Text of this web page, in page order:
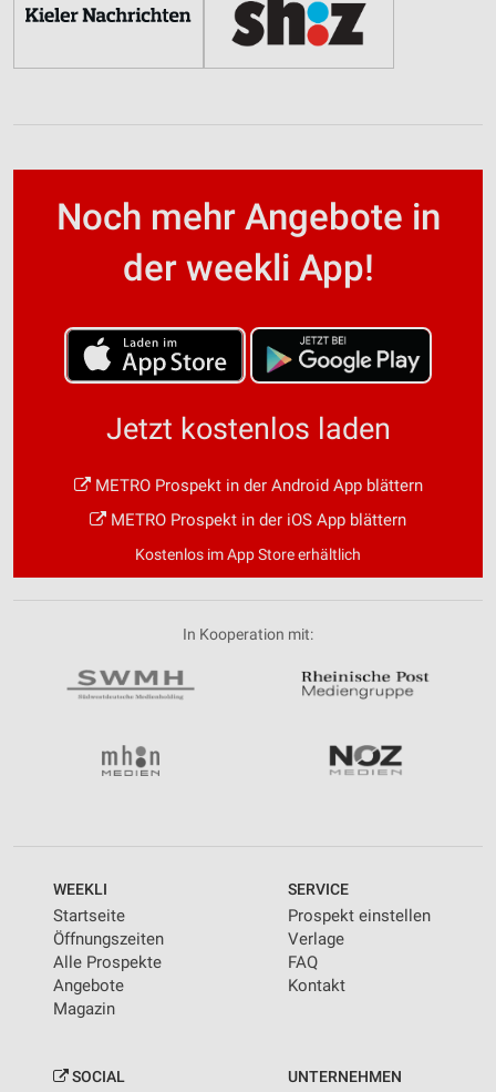
Noch mehr Angebote in
der weekli App!
Jetzt kostenlos laden
METRO Prospekt in der Android App blättern
METRO Prospekt in der iOS App blättern
Kostenlos im App Store erhältlich
In Kooperation mit:
WEEKLI
Startseite
Öffnungszeiten
Alle Prospekte
Angebote
Magazin
SERVICE
Prospekt einstellen
Verlage
FAQ
Kontakt
SOCIAL UNTERNEHMEN